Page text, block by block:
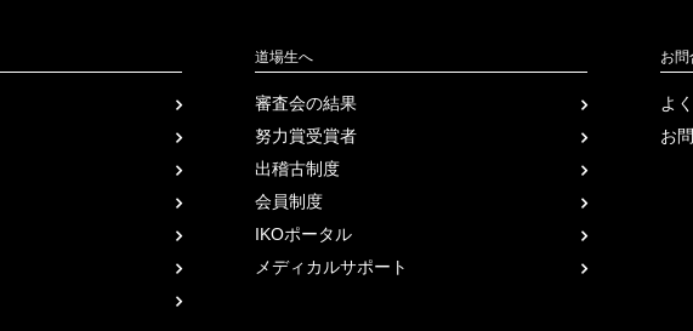
道場生へ
審査会の結果
努力賞受賞者
出稽古制度
会員制度
IKOポータル
メディカルサポート
お問
よ
お